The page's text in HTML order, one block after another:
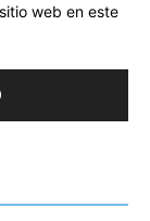
web en este